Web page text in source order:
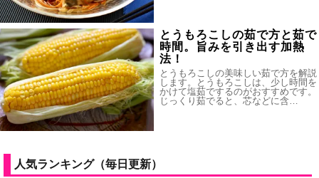
とうもろこしの茹で方と茹で
時間。旨みを引き出す加熱
法！
とうもろこしの美味しい茹で方を解説
します。とうもろこしは、少し時間を
かけて塩茹でするのがおすすめです。
じっくり茹でると、芯などに含…
人気ランキング（毎日更新）